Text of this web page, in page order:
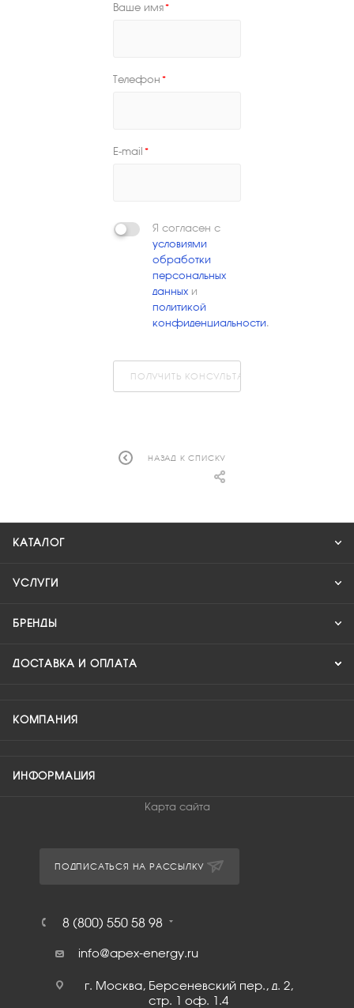
Ваше имя*
Телефон *
E-mail *
Я согласен с
условиями
обработки
персональных
данных и
политикой
конфиденциальности.
ПОЛУЧИТЬ КОНСУЛЬТАЦИЮ
НАЗАД К СПИСКУ
КАТАЛОГ
УСЛУГИ
БРЕНДЫ
ДОСТАВКА И ОПЛАТА
КОМПАНИЯ
ИНФОРМАЦИЯ
Карта сайта
ПОДПИСАТЬСЯ НА РАССЫЛКУ
8 (800) 550 58 98
info@apex-energy.ru
г. Москва, Берсеневский пер., д. 2,
стр. 1 оф. 1.4